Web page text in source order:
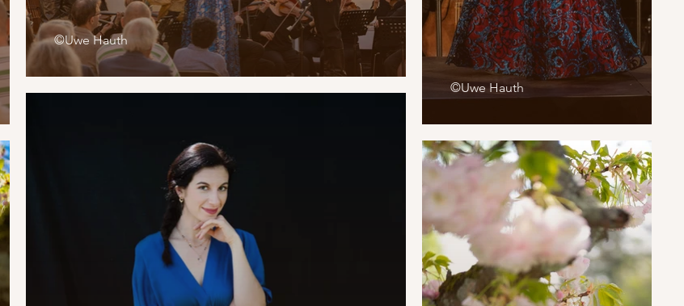
©Uwe Hauth
©Uwe Hauth